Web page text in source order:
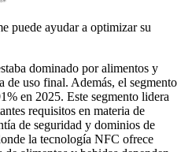
puede ayudar a optimizar su
dominado por alimentos y
de uso final. Además, el segmento
en 2025. Este segmento lidera
requisitos en materia de
de seguridad y dominios de
la tecnología NFC ofrece